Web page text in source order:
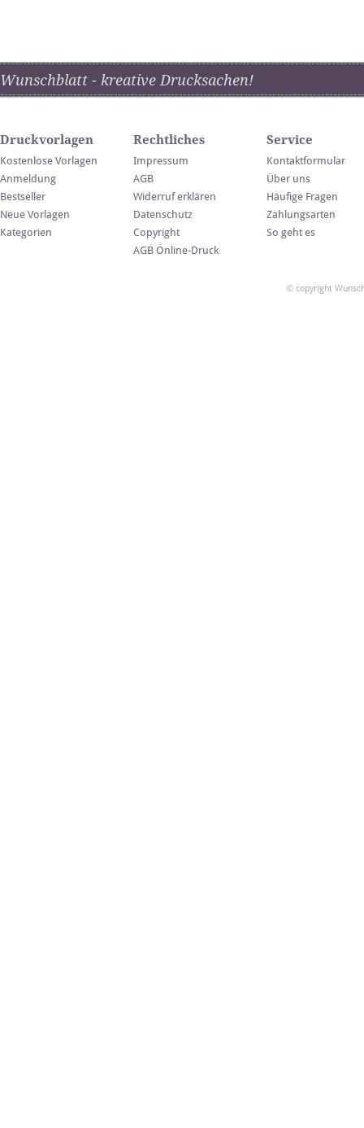
Wunschblatt - kreative Drucksachen!
Druckvorlagen
Kostenlose Vorlagen
Anmeldung
Bestseller
Neue Vorlagen
Kategorien
Rechtliches
Impressum
AGB
Widerruf erklären
Datenschutz
Copyright
AGB Online-Druck
Service
Kontaktformular
Über uns
Häufige Fragen
Zahlungsarten
So geht es
© copyright